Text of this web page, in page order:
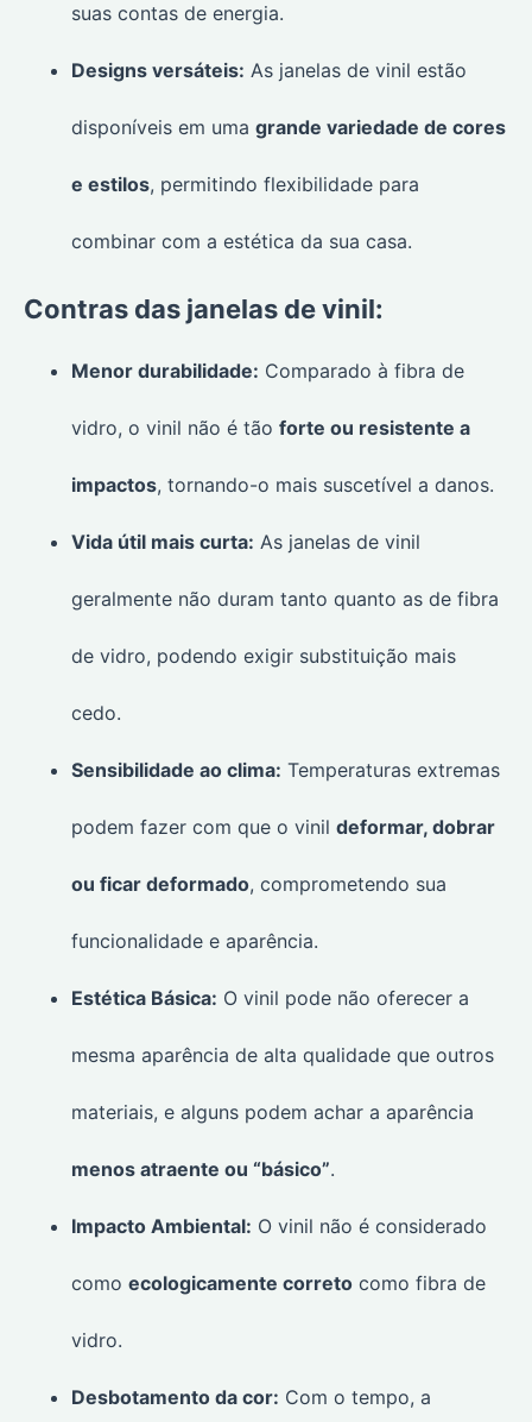
suas contas de energia.
Designs versáteis: As janelas de vinil estão
disponíveis em uma grande variedade de cores
e estilos, permitindo flexibilidade para
combinar com a estética da sua casa.
Contras das janelas de vinil:
Menor durabilidade: Comparado à fibra de
vidro, o vinil não é tão forte ou resistente a
impactos, tornando-o mais suscetível a danos.
Vida útil mais curta: As janelas de vinil
geralmente não duram tanto quanto as de fibra
de vidro, podendo exigir substituição mais
cedo.
Sensibilidade ao clima: Temperaturas extremas
podem fazer com que o vinil deformar, dobrar
ou ficar deformado, comprometendo sua
funcionalidade e aparência.
Estética Básica: O vinil pode não oferecer a
mesma aparência de alta qualidade que outros
materiais, e alguns podem achar a aparência
menos atraente ou “básico”.
Impacto Ambiental: O vinil não é considerado
como ecologicamente correto como fibra de
vidro.
Desbotamento da cor: Com o tempo, a